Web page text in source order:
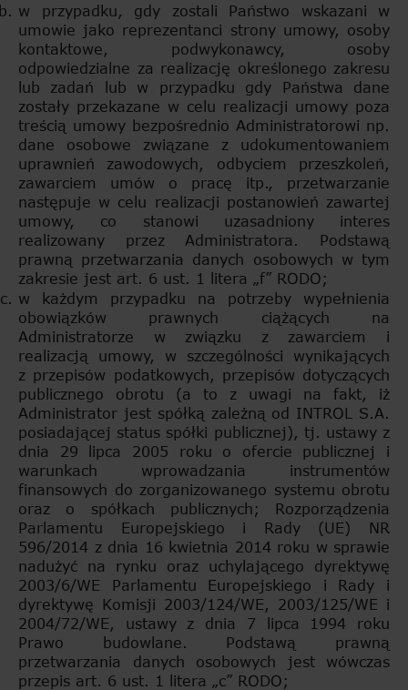
w przypadku, gdy zostali Państwo wskazani w
umowie jako reprezentanci strony umowy, osoby
kontaktowe, podwykonawcy, osoby
odpowiedzialne za realizację określonego zakresu
lub zadań lub w przypadku gdy Państwa dane
zostały przekazane w celu realizacji umowy poza
treścią umowy bezpośrednio Administratorowi np.
dane osobowe związane z udokumentowaniem
uprawnień zawodowych, odbyciem przeszkoleń,
zawarciem umów o pracę itp., przetwarzanie
następuje w celu realizacji postanowień zawartej
umowy, co stanowi uzasadniony interes
realizowany przez Administratora. Podstawą
prawną przetwarzania danych osobowych w tym
zakresie jest art. 6 ust. 1 litera „f” RODO;
w każdym przypadku na potrzeby wypełnienia
obowiązków prawnych ciążących na
Administratorze w związku z zawarciem i
realizacją umowy, w szczególności wynikających
z przepisów podatkowych, przepisów dotyczących
publicznego obrotu (a to z uwagi na fakt, iż
Administrator jest spółką zależną od INTROL S.A.
posiadającej status spółki publicznej), tj. ustawy z
dnia 29 lipca 2005 roku o ofercie publicznej i
warunkach wprowadzania instrumentów
finansowych do zorganizowanego systemu obrotu
oraz o spółkach publicznych; Rozporządzenia
Parlamentu Europejskiego i Rady (UE) NR
596/2014 z dnia 16 kwietnia 2014 roku w sprawie
nadużyć na rynku oraz uchylającego dyrektywę
2003/6/WE Parlamentu Europejskiego i Rady i
dyrektywę Komisji 2003/124/WE, 2003/125/WE i
2004/72/WE, ustawy z dnia 7 lipca 1994 roku
Prawo budowlane. Podstawą prawną
przetwarzania danych osobowych jest wówczas
przepis art. 6 ust. 1 litera „c” RODO;